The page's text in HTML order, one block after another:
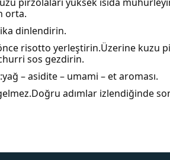
orta.
dinlendirin.
risotto yerleştirin.Üzerine kuzu
sos gezdirin.
– asidite – umami – et aroması.
adımlar izlendiğinde